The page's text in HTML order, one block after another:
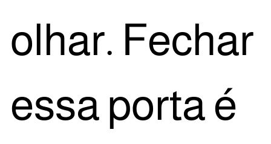
olhar. Fechar
essa por­ta é